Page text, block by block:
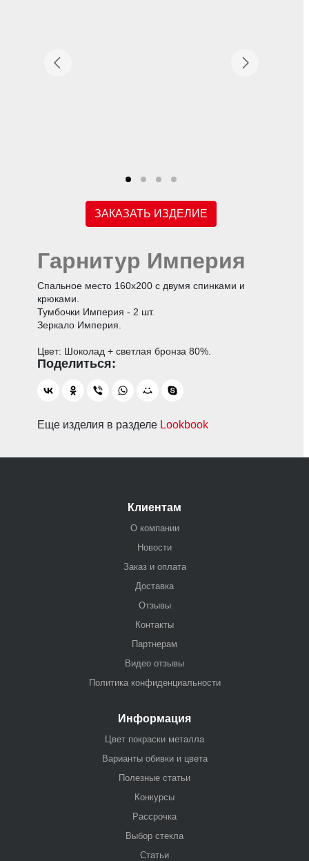
ЗАКАЗАТЬ ИЗДЕЛИЕ
Гарнитур Империя
Спальное место 160х200 с двумя спинками и
крюками.
Тумбочки Империя - 2 шт.
Зеркало Империя.
Цвет: Шоколад + светлая бронза 80%.
Еще изделия в разделе Lookbook
Клиентам
О компании
Новости
Заказ и оплата
Доставка
Отзывы
Контакты
Партнерам
Видео отзывы
Политика конфиденциальности
Информация
Цвет покраски металла
Варианты обивки и цвета
Полезные статьи
Конкурсы
Рассрочка
Выбор стекла
Статьи